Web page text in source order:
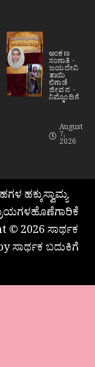
ಅಂಕಣ
ಸಂಗಾತಿ
ಜಯದೇವಿ
ತಾಯಿ
ಲಿಗಾಡೆ
ಜೀವನ
ನಿಮ್ಮೊಂದಿಗೆ
August
7,
2026
ಹಕ್ಕುಸ್ವಾಮ್ಯ
© 2026 ಸಾರ್ಥಕ
ಸಾರ್ಥಕ ಬದುಕಿಗೆ